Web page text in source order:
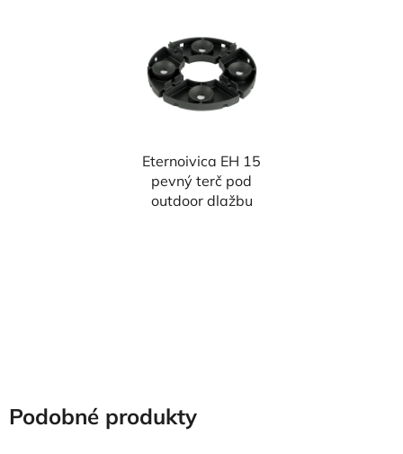
Eternoivica EH 15
pevný terč pod
outdoor dlažbu
Podobné produkty